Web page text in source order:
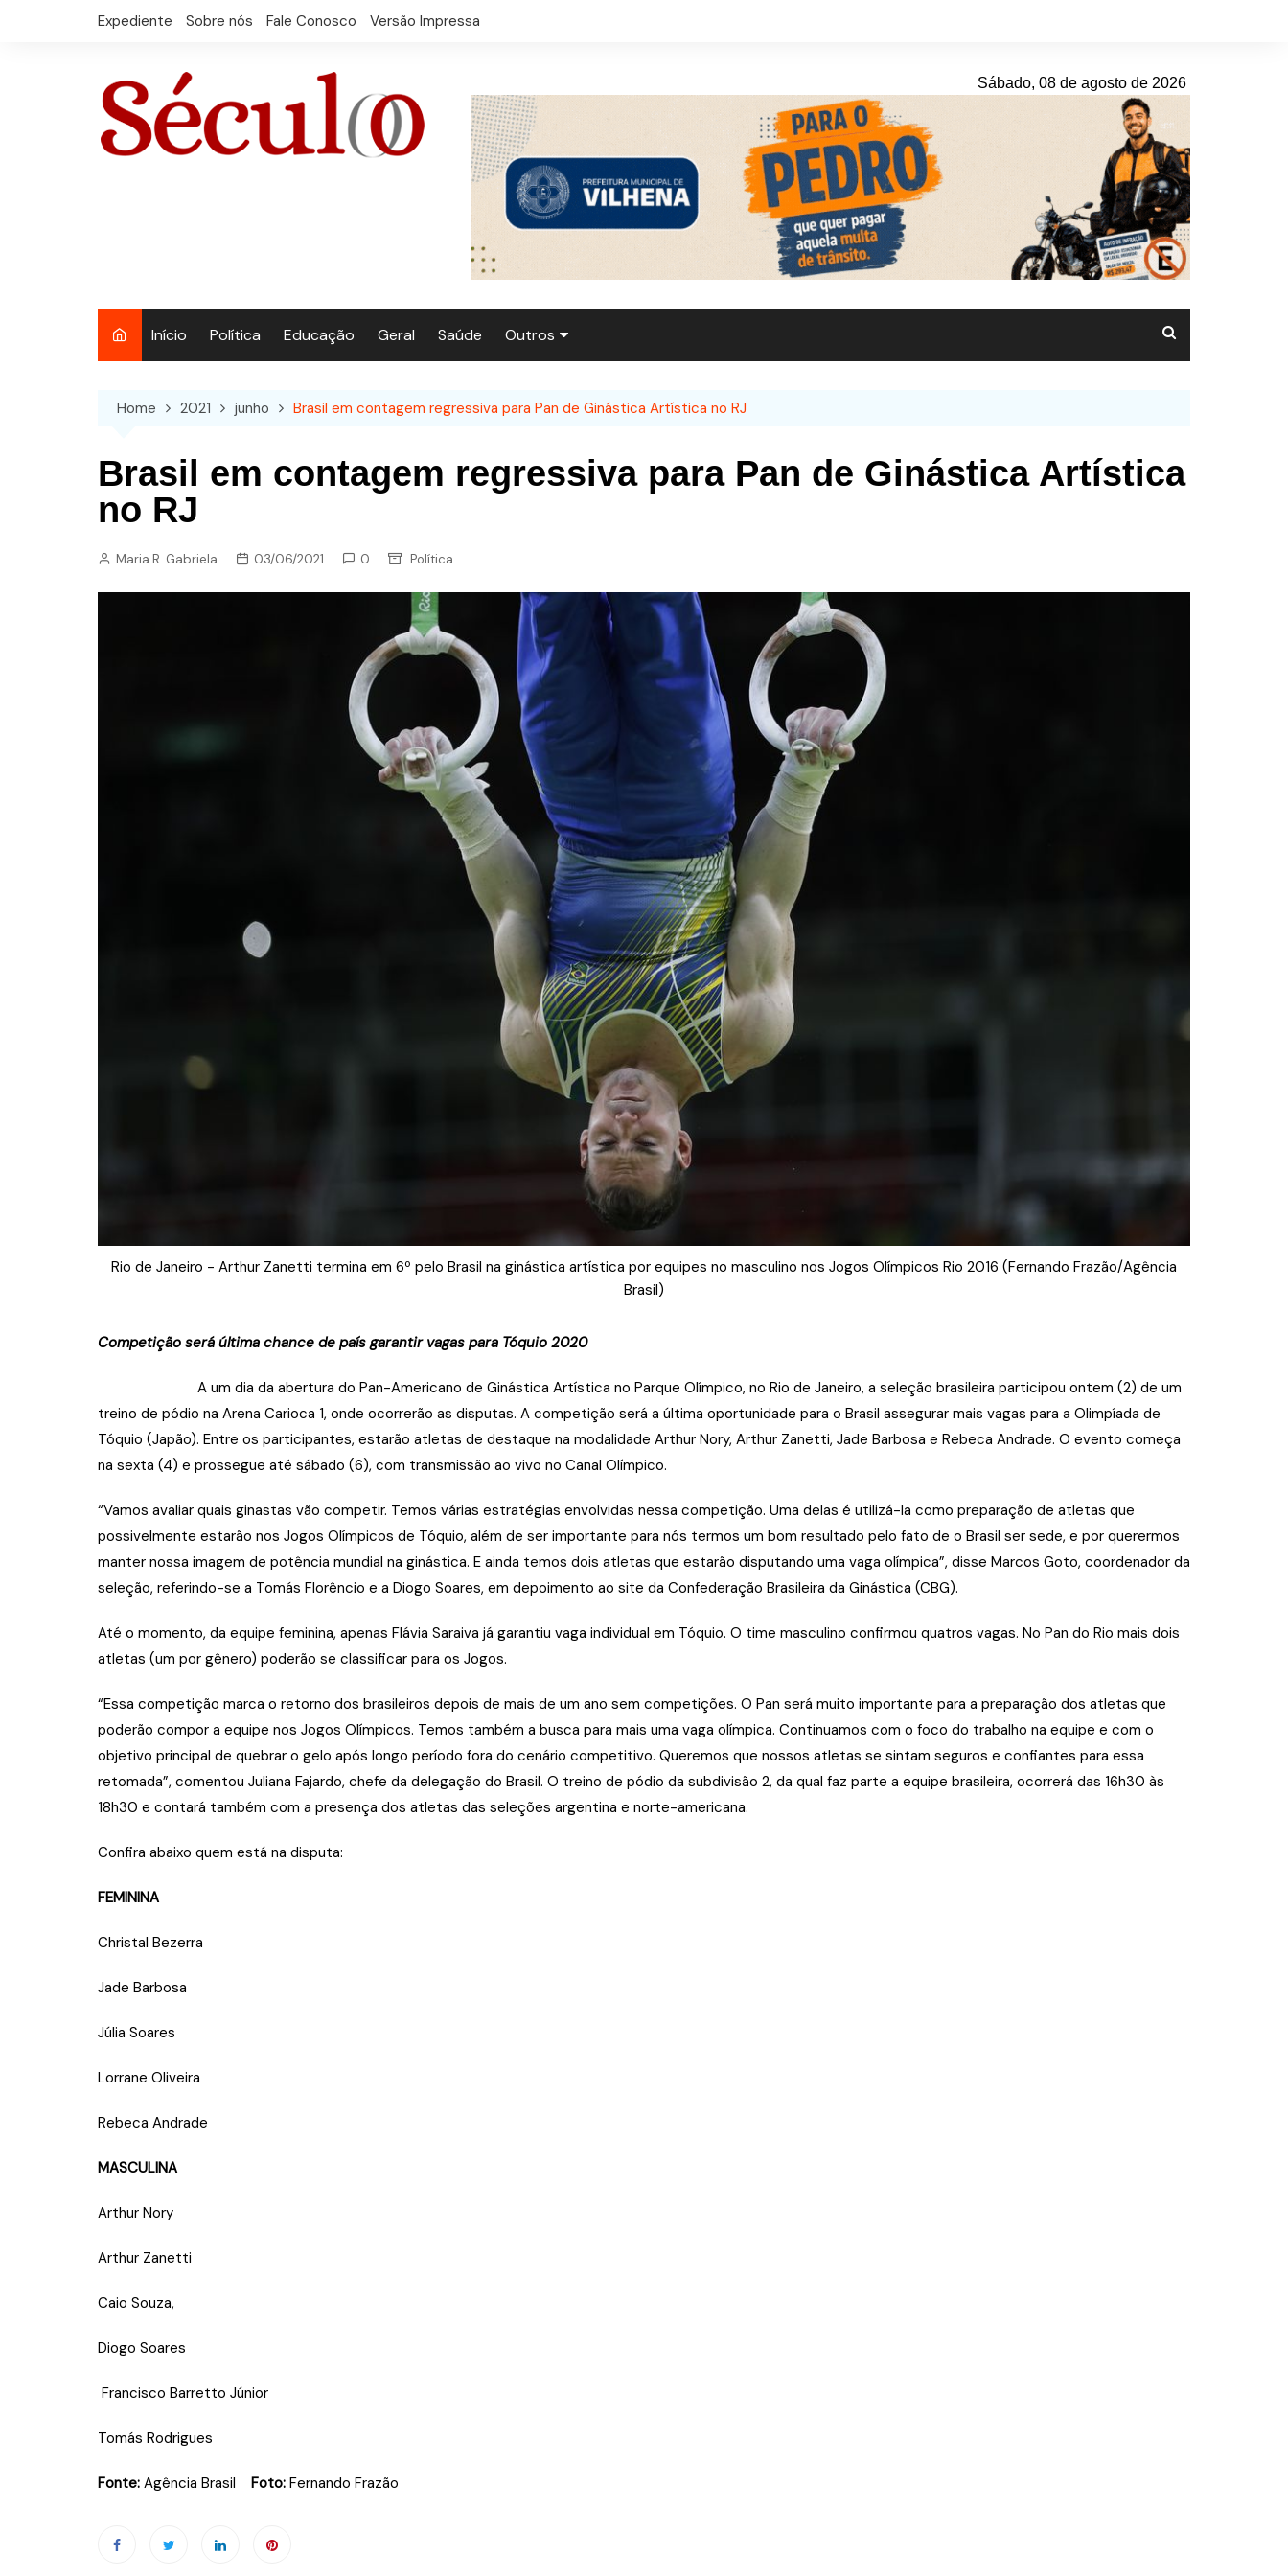
Expediente Sobre nós Fale Conosco Versão Impressa
Sábado, 08 de agosto de 2026
Início Política Educação Geral Saúde Outros
Home 2021 junho Brasil em contagem regressiva para Pan de Ginástica Artística no RJ
Brasil em contagem regressiva para Pan de Ginástica Artística
no RJ
Maria R. Gabriela 03/06/2021 0 Política
Rio de Janeiro - Arthur Zanetti termina em 6º pelo Brasil na ginástica artística por equipes no masculino nos Jogos Olímpicos Rio 2016 (Fernando Frazão/Agência
Brasil)
Competição será última chance de país garantir vagas para Tóquio 2020
A um dia da abertura do Pan-Americano de Ginástica Artística no Parque Olímpico, no Rio de Janeiro, a seleção brasileira participou ontem (2) de um
treino de pódio na Arena Carioca 1, onde ocorrerão as disputas. A competição será a última oportunidade para o Brasil assegurar mais vagas para a Olimpíada de
Tóquio (Japão). Entre os participantes, estarão atletas de destaque na modalidade Arthur Nory, Arthur Zanetti, Jade Barbosa e Rebeca Andrade. O evento começa
na sexta (4) e prossegue até sábado (6), com transmissão ao vivo no Canal Olímpico.
“Vamos avaliar quais ginastas vão competir. Temos várias estratégias envolvidas nessa competição. Uma delas é utilizá-la como preparação de atletas que
possivelmente estarão nos Jogos Olímpicos de Tóquio, além de ser importante para nós termos um bom resultado pelo fato de o Brasil ser sede, e por querermos
manter nossa imagem de potência mundial na ginástica. E ainda temos dois atletas que estarão disputando uma vaga olímpica”, disse Marcos Goto, coordenador da
seleção, referindo-se a Tomás Florêncio e a Diogo Soares, em depoimento ao site da Confederação Brasileira da Ginástica (CBG).
Até o momento, da equipe feminina, apenas Flávia Saraiva já garantiu vaga individual em Tóquio. O time masculino confirmou quatros vagas. No Pan do Rio mais dois
atletas (um por gênero) poderão se classificar para os Jogos.
“Essa competição marca o retorno dos brasileiros depois de mais de um ano sem competições. O Pan será muito importante para a preparação dos atletas que
poderão compor a equipe nos Jogos Olímpicos. Temos também a busca para mais uma vaga olímpica. Continuamos com o foco do trabalho na equipe e com o
objetivo principal de quebrar o gelo após longo período fora do cenário competitivo. Queremos que nossos atletas se sintam seguros e confiantes para essa
retomada”, comentou Juliana Fajardo, chefe da delegação do Brasil. O treino de pódio da subdivisão 2, da qual faz parte a equipe brasileira, ocorrerá das 16h30 às
18h30 e contará também com a presença dos atletas das seleções argentina e norte-americana.
Confira abaixo quem está na disputa:
FEMININA
Christal Bezerra
Jade Barbosa
Júlia Soares
Lorrane Oliveira
Rebeca Andrade
MASCULINA
Arthur Nory
Arthur Zanetti
Caio Souza,
Diogo Soares
Francisco Barretto Júnior
Tomás Rodrigues
Fonte: Agência Brasil Foto: Fernando Frazão